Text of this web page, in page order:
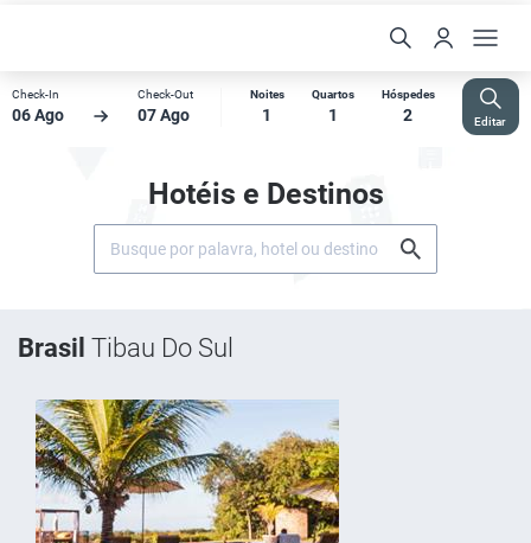
Check-In
06 Ago
Check-Out
07 Ago
Noites
1
Quartos
1
Hóspedes
2 Editar
Hotéis e Destinos
Brasil Tibau Do Sul